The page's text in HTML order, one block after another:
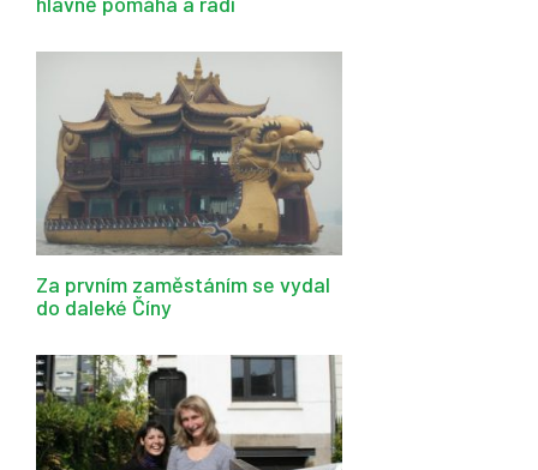
Za prvním zaměstáním se vydal
do daleké Číny